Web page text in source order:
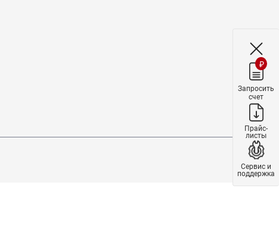
₽
Запросить
счет
Прайс-
листы
Сервис и
поддержка